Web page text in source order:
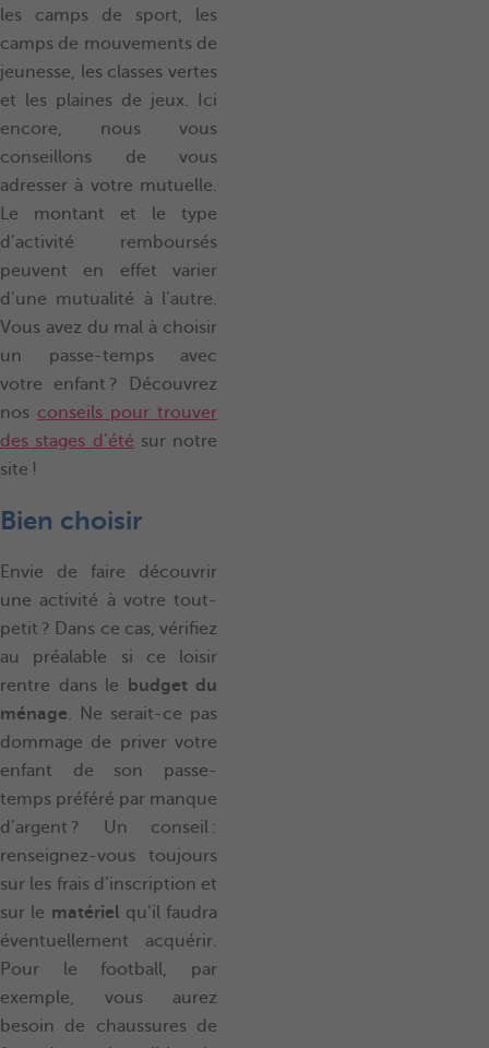
les camps de sport, les
camps de mouvements de
jeunesse, les classes vertes
et les plaines de jeux. Ici
encore, nous vous
conseillons de vous
adresser à votre mutuelle.
Le montant et le type
d’activité remboursés
peuvent en effet varier
d’une mutualité à l’autre.
Vous avez du mal à choisir
un passe-temps avec
votre enfant ? Découvrez
nos conseils pour trouver
des stages d’été sur notre
site !
Bien choisir
Envie de faire découvrir
une activité à votre tout-
petit ? Dans ce cas, vérifiez
au préalable si ce loisir
rentre dans le
budget du
ménage. Ne serait-ce pas
dommage de priver votre
enfant de son passe-
temps préféré par manque
d’argent ? Un conseil :
renseignez-vous toujours
sur les frais d’inscription et
sur le matériel qu’il faudra
éventuellement acquérir.
Pour le football, par
exemple, vous aurez
besoin de chaussures de